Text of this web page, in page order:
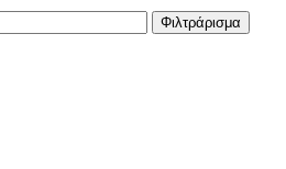
Φιλτράρισμα